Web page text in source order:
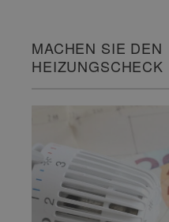
MACHEN SIE DEN
HEIZUNGSCHECK